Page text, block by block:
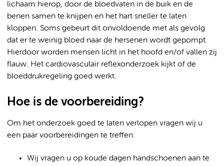
lichaam hierop, door de bloedvaten in de buik en de
benen samen te knijpen en het hart sneller te laten
kloppen. Soms gebeurt dit onvoldoende met als gevolg
dat er te weinig bloed naar de hersenen wordt gepompt.
Hierdoor worden mensen licht in het hoofd en/of vallen zij
flauw. Het cardiovasculair reflexonderzoek kijkt of de
bloeddrukregeling goed werkt.
Hoe is de voorbereiding?
Om het onderzoek goed te laten verlopen vragen wij u
een paar voorbereidingen te treffen:
Wij vragen u op koude dagen handschoenen aan te